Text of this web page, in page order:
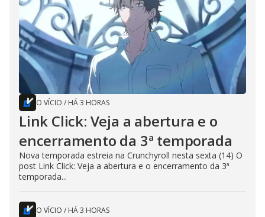
O VÍCIO / HÁ 3 HORAS
Link Click: Veja a abertura e o
encerramento da 3ª temporada
Nova temporada estreia na Crunchyroll nesta sexta (14) O
post Link Click: Veja a abertura e o encerramento da 3ª
temporada...
O VÍCIO / HÁ 3 HORAS